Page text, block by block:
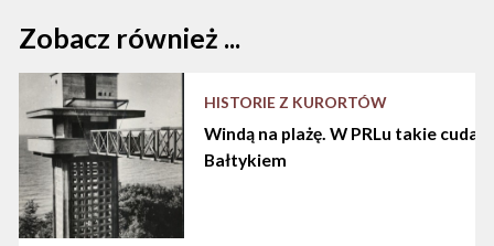
Zobacz również ...
HISTORIE Z KURORTÓW
Windą na plażę. W PRLu takie cuda
Bałtykiem